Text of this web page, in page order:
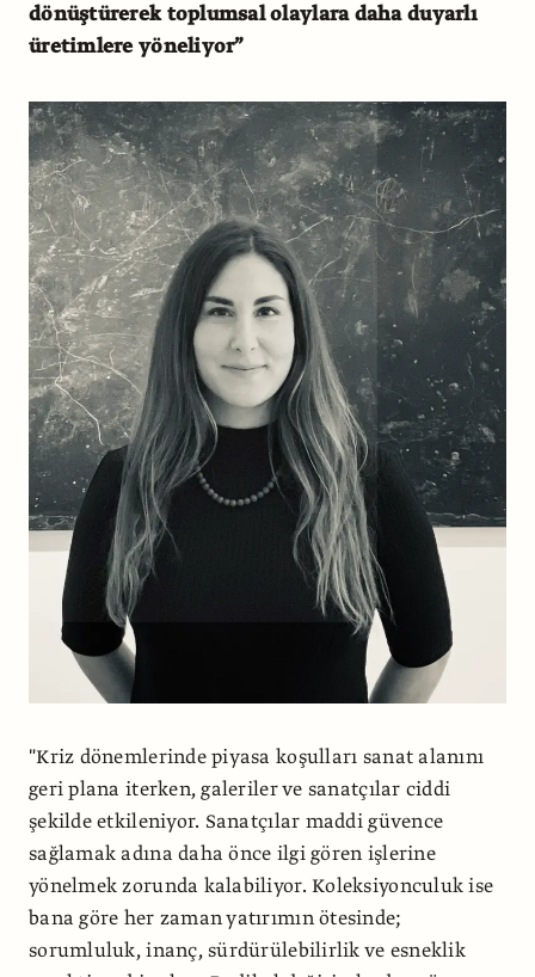
dönüştürerek toplumsal olaylara daha duyarlı
üretimlere yöneliyor”
"Kriz dönemlerinde piyasa koşulları sanat alanını
geri plana iterken, galeriler ve sanatçılar ciddi
şekilde etkileniyor. Sanatçılar maddi güvence
sağlamak adına daha önce ilgi gören işlerine
yönelmek zorunda kalabiliyor. Koleksiyonculuk ise
bana göre her zaman yatırımın ötesinde;
sorumluluk, inanç, sürdürülebilirlik ve esneklik